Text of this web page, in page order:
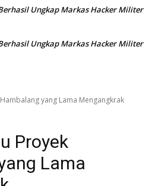
Ungkap Markas Hacker Militer
Ungkap Markas Hacker Militer